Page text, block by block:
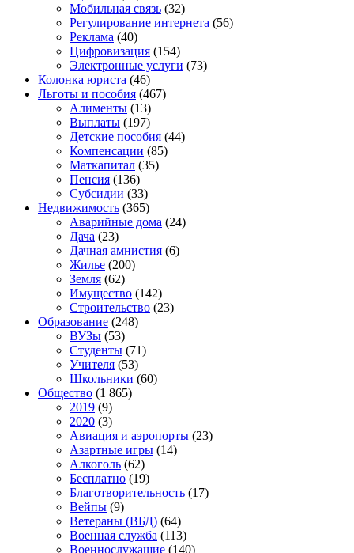
Мобильная связь (32)
Регулирование интернета (56)
Реклама (40)
Цифровизация (154)
Электронные услуги (73)
Колонка юриста (46)
Льготы и пособия (467)
Алименты (13)
Выплаты (197)
Детские пособия (44)
Компенсации (85)
Маткапитал (35)
Пенсия (136)
Субсидии (33)
Недвижимость (365)
Аварийные дома (24)
Дача (23)
Дачная амнистия (6)
Жилье (200)
Земля (62)
Имущество (142)
Строительство (23)
Образование (248)
ВУЗы (53)
Студенты (71)
Учителя (53)
Школьники (60)
Общество (1 865)
2019 (9)
2020 (3)
Авиация и аэропорты (23)
Азартные игры (14)
Алкоголь (62)
Бесплатно (19)
Благотворительность (17)
Вейпы (9)
Ветераны (ВБД) (64)
Военная служба (113)
Военнослужащие (140)